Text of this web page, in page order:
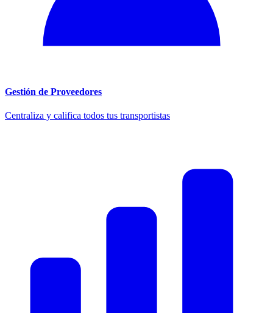
Gestión de Proveedores
Centraliza y califica todos tus transportistas